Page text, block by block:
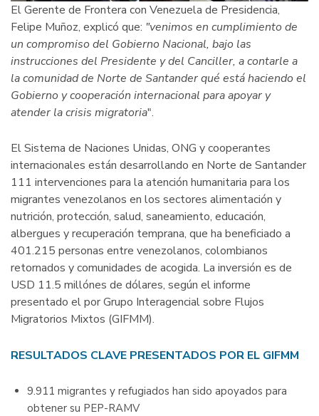
El Gerente de Frontera con Venezuela de Presidencia,
Felipe Muñoz, explicó que: "venimos en cumplimiento de
un compromiso del Gobierno Nacional, bajo las
instrucciones del Presidente y del Canciller, a contarle a
la comunidad de Norte de Santander qué está haciendo el
Gobierno y cooperación internacional para apoyar y
atender la crisis migratoria".
El Sistema de Naciones Unidas, ONG y cooperantes
internacionales están desarrollando en Norte de Santander
111 intervenciones para la atención humanitaria para los
migrantes venezolanos en los sectores alimentación y
nutrición, protección, salud, saneamiento, educación,
albergues y recuperación temprana, que ha beneficiado a
401.215 personas entre venezolanos, colombianos
retornados y comunidades de acogida. La inversión es de
USD 11.5 millónes de dólares, según el informe
presentado el por Grupo Interagencial sobre Flujos
Migratorios Mixtos (GIFMM).
RESULTADOS CLAVE PRESENTADOS POR EL GIFMM
9.911 migrantes y refugiados han sido apoyados para
obtener su PEP-RAMV